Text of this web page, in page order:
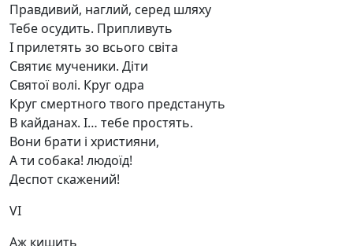
Правдивий, наглий, серед шляху
Тебе осудить. Припливуть
І прилетять зо всього світа
Святиє мученики. Діти
Святої волі. Круг одра
Круг смертного твого предстануть
В кайданах. І… тебе простять.
Вони брати і християни,
А ти собака! людоїд!
Деспот скажений!
VI
Аж кишить